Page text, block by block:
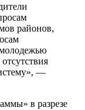
районов,
—
в разрезе